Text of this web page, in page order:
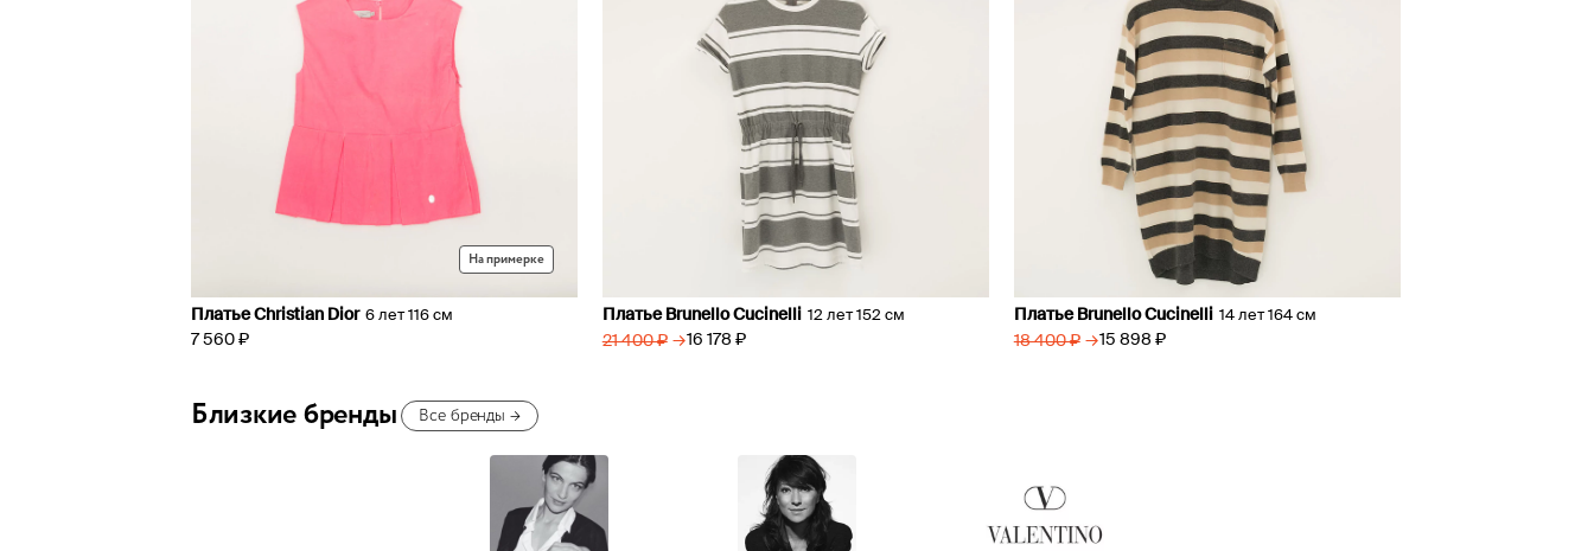
На примерке
Платье Christian Dior 6 лет 116 см
7 560 ₽
Платье Brunello Cucinelli 12 лет 152 см
21 400 ₽ → 16 178 ₽
Платье Brunello Cucinelli 14 лет 164 см
18 400 ₽ → 15 898 ₽
Близкие бренды Все бренды →